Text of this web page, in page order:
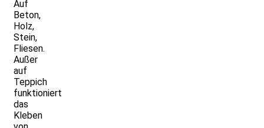
Auf
Beton,
Holz,
Stein,
Fliesen.
Außer
auf
Teppich
funktioniert
das
Kleben